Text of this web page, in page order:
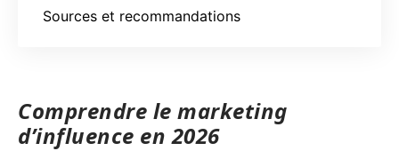
Sources et recommandations
Comprendre le marketing
d’influence en 2026